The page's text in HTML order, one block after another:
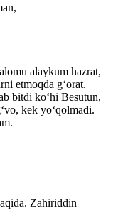
alaykum hazrat,
etmoqda g‘orat.
bitdi ko‘hi Besutun,
kek yo‘qolmadi.
Zahiriddin